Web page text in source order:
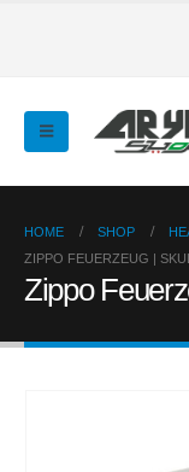
HOME SHOP
ZIPPO FEUERZEUG |
Zippo